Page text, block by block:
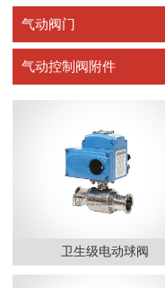
气动阀门
气动控制阀附件
卫生级电动球阀